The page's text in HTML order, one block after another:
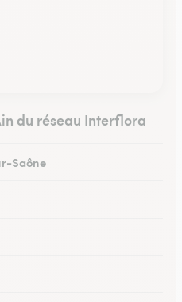
du réseau Interflora
Saône